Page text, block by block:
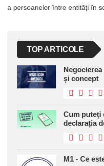
a persoanelor între entități în
TOP ARTICOLE
și concept
Cum puteți
declarația
M1 - Ce